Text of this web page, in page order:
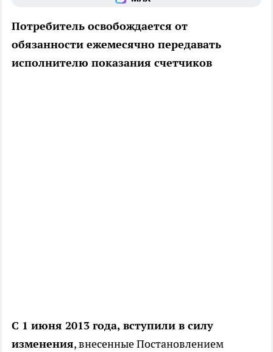
Потребитель освобождается от
обязанности ежемесячно передавать
исполнителю показания счетчиков
С 1 июня 2013 года, вступили в силу
изменения, внесенные Постановлением